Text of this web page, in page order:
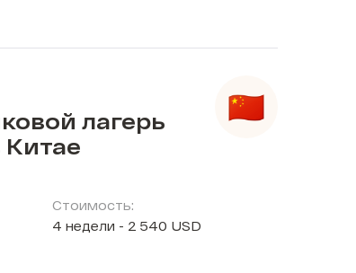
лагерь
Китае
Стоимость:
4 недели - 2 540 USD